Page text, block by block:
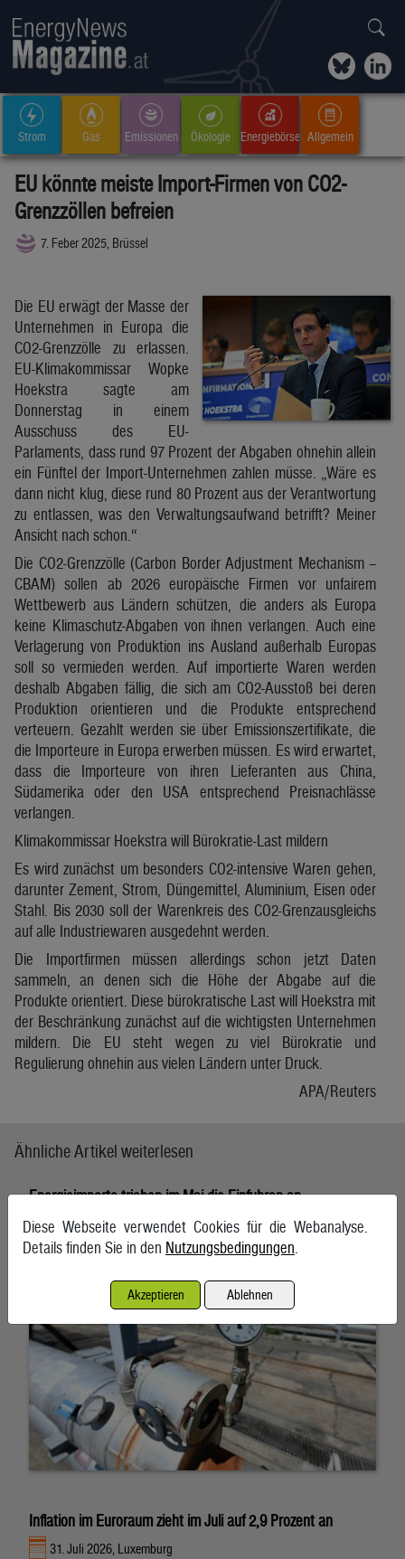
Strom Gas Emissionen Ökologie Energiebörse Allgemein
EU könnte meiste Import-Firmen von CO2-
Grenzzöllen befreien
7. Feber 2025, Brüssel
Die EU erwägt der Masse der
Unternehmen in Europa die
CO2-Grenzzölle zu erlassen.
EU-Klimakommissar Wopke
Hoekstra sagte am
Donnerstag in einem
Ausschuss des EU-
Parlaments, dass rund 97 Prozent der Abgaben ohnehin allein
ein Fünftel der Import-Unternehmen zahlen müsse. „Wäre es
dann nicht klug, diese rund 80 Prozent aus der Verantwortung
zu entlassen, was den Verwaltungsaufwand betrifft? Meiner
Ansicht nach schon.“
Die CO2-Grenzzölle (Carbon Border Adjustment Mechanism –
CBAM) sollen ab 2026 europäische Firmen vor unfairem
Wettbewerb aus Ländern schützen, die anders als Europa
keine Klimaschutz-Abgaben von ihnen verlangen. Auch eine
Verlagerung von Produktion ins Ausland außerhalb Europas
soll so vermieden werden. Auf importierte Waren werden
deshalb Abgaben fällig, die sich am CO2-Ausstoß bei deren
Produktion orientieren und die Produkte entsprechend
verteuern. Gezahlt werden sie über Emissionszertifikate, die
die Importeure in Europa erwerben müssen. Es wird erwartet,
dass die Importeure von ihren Lieferanten aus China,
Südamerika oder den USA entsprechend Preisnachlässe
verlangen.
Klimakommissar Hoekstra will Bürokratie-Last mildern
Es wird zunächst um besonders CO2-intensive Waren gehen,
darunter Zement, Strom, Düngemittel, Aluminium, Eisen oder
Stahl. Bis 2030 soll der Warenkreis des CO2-Grenzausgleichs
auf alle Industriewaren ausgedehnt werden.
Die Importfirmen müssen allerdings schon jetzt Daten
sammeln, an denen sich die Höhe der Abgabe auf die
Produkte orientiert. Diese bürokratische Last will Hoekstra mit
der Beschränkung zunächst auf die wichtigsten Unternehmen
mildern. Die EU steht wegen zu viel Bürokratie und
Regulierung ohnehin aus vielen Ländern unter Druck.
APA/Reuters
Ähnliche Artikel weiterlesen
Energieimporte trieben im Mai die Einfuhren an
7. August 2026, Wien
Inflation im Euroraum zieht im Juli auf 2,9 Prozent an
31. Juli 2026, Luxemburg
Diese Webseite verwendet Cookies für die Webanalyse.
Details finden Sie in den Nutzungsbedingungen
Akzeptieren Ablehnen